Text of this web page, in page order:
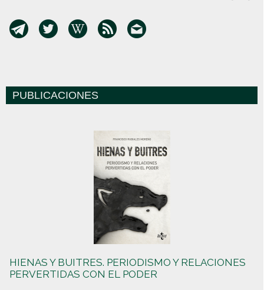
PUBLICACIONES
HIENAS Y BUITRES. PERIODISMO Y RELACIONES
PERVERTIDAS CON EL PODER